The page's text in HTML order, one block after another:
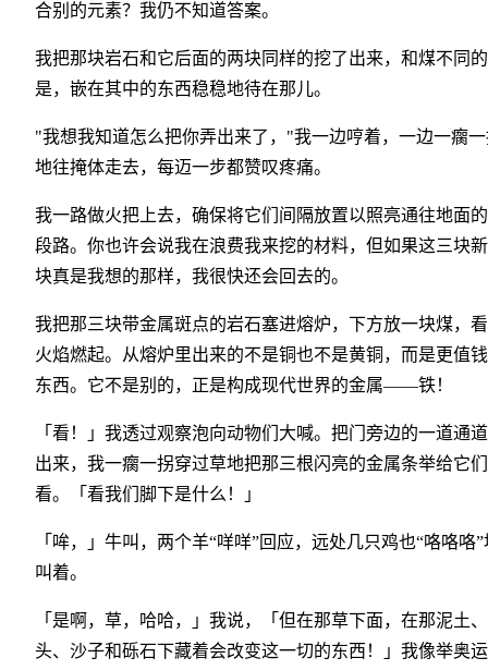
合别的元素？我仍不知道答案。
我把那块岩石和它后面的两块同样的挖了出来，和煤不同的
是，嵌在其中的东西稳稳地待在那儿。
"我想我知道怎么把你弄出来了，"我一边哼着，一边一瘸
地往掩体走去，每迈一步都赞叹疼痛。
我一路做火把上去，确保将它们间隔放置以照亮通往地面
段路。你也许会说我在浪费我来挖的材料，但如果这三块
块真是我想的那样，我很快还会回去的。
我把那三块带金属斑点的岩石塞进熔炉，下方放一块煤，
火焰燃起。从熔炉里出来的不是铜也不是黄铜，而是更值
东西。它不是别的，正是构成现代世界的金属——铁！
「看！」我透过观察泡向动物们大喊。把门旁边的一道通
出来，我一瘸一拐穿过草地把那三根闪亮的金属条举给它们
看。「看我们脚下是什么！」
「哞，」牛叫，两个羊“咩咩”回应，远处几只鸡也“咯咯咯”
叫着。
「是啊，草，哈哈，」我说，「但在那草下面，在那泥土
头、沙子和砾石下藏着会改变这一切的东西！」我像举奥